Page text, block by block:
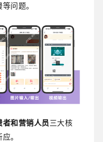
问题。
者和营销人员三大核
。